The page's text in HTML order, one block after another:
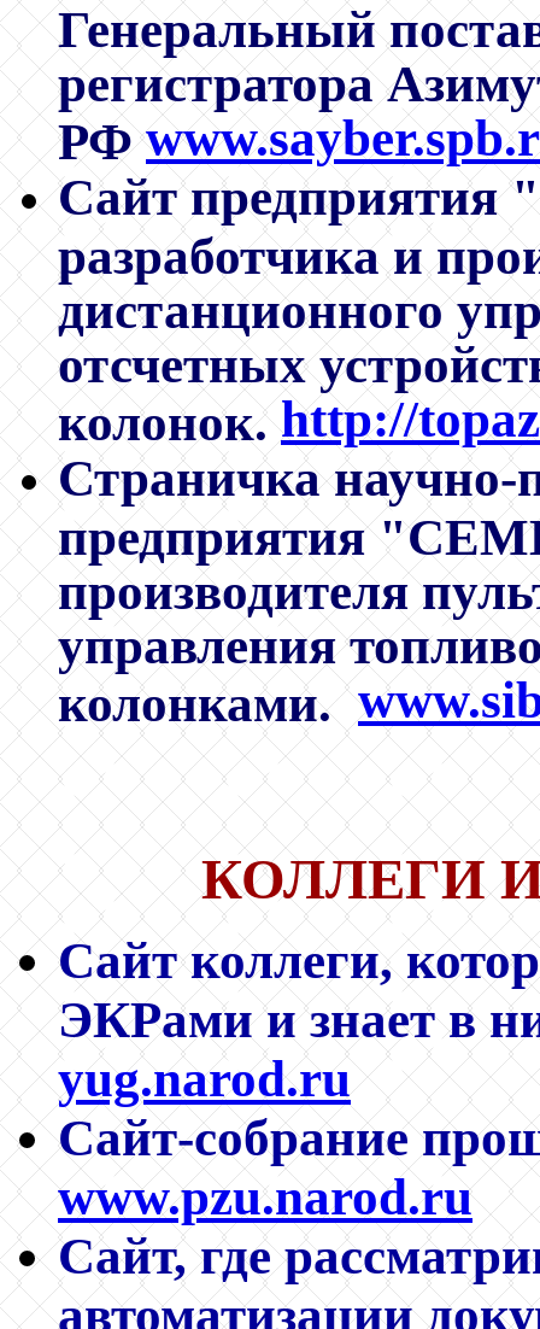
Генеральный
регистратора
РФ
Сайт предприятия
разработчика и
дистанционного
отсчетных
колонок.http://
Страничка научно-
предприятия
производителя
управления
колонками.
КОЛЛЕГИ
Сайт коллеги,
ЭКРами и знает в
yug.narod.ru
Сайт-собрание
www.pzu.narod.ru
Сайт, где
автоматизации